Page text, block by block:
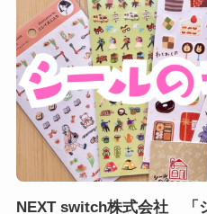
NEXT switch株式会社 「